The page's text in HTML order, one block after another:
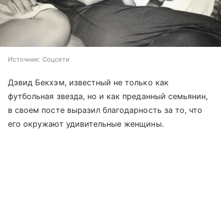
Источник: Соцсети
Дэвид Бекхэм, известный не только как
футбольная звезда, но и как преданный семьянин,
в своем посте выразил благодарность за то, что
его окружают удивительные женщины.